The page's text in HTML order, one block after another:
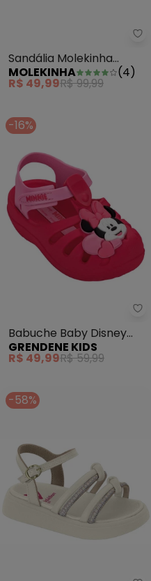
Sandália Molekinha
(Rosa) com Strass
MOLEKINHA (4)
R$ 49,99R$ 99,99
-16%
Babuche Baby Disney
Magic Pink
GRENDENE KIDS
R$ 49,99R$ 59,99
-58%